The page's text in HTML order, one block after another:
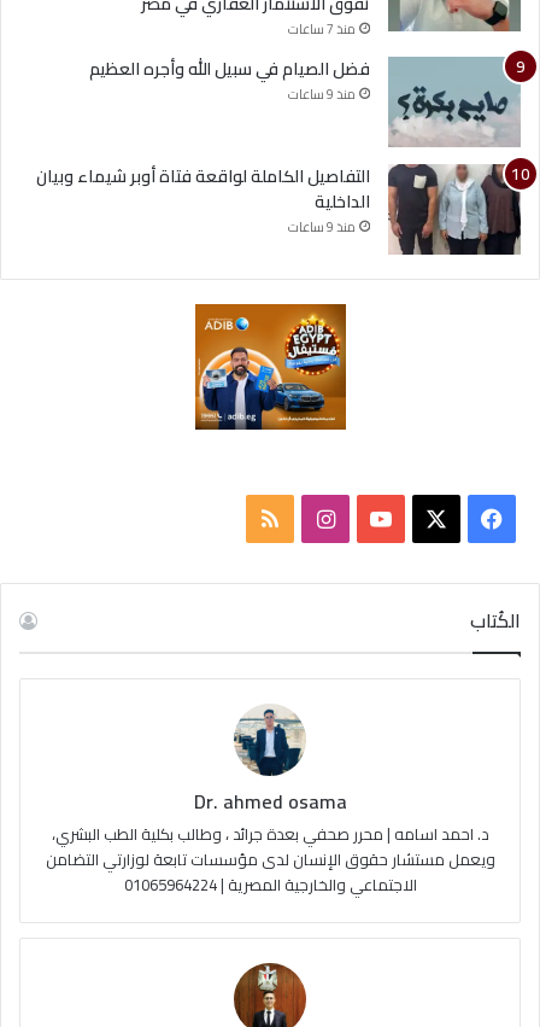
منذ 7 ساعات
فضل الصيام في سبيل الله وأجره العظيم
منذ 9 ساعات
التفاصيل الكاملة لواقعة فتاة أوبر شيماء وبيان
الداخلية
منذ 9 ساعات
س
ب
u
e
ت
ا
م
ص
ا
ل
م
و
ق
ع
R
الكُتاب
Dr. ahmed osama
د. احمد اسامه | محرر صحفي بعدة جرائد ، وطالب بكلية الطب البشري،
ويعمل مستشار حقوق الإنسان لدى مؤسسات تابعة لوزارتي التضامن
الاجتماعي والخارجية المصرية | 01065964224